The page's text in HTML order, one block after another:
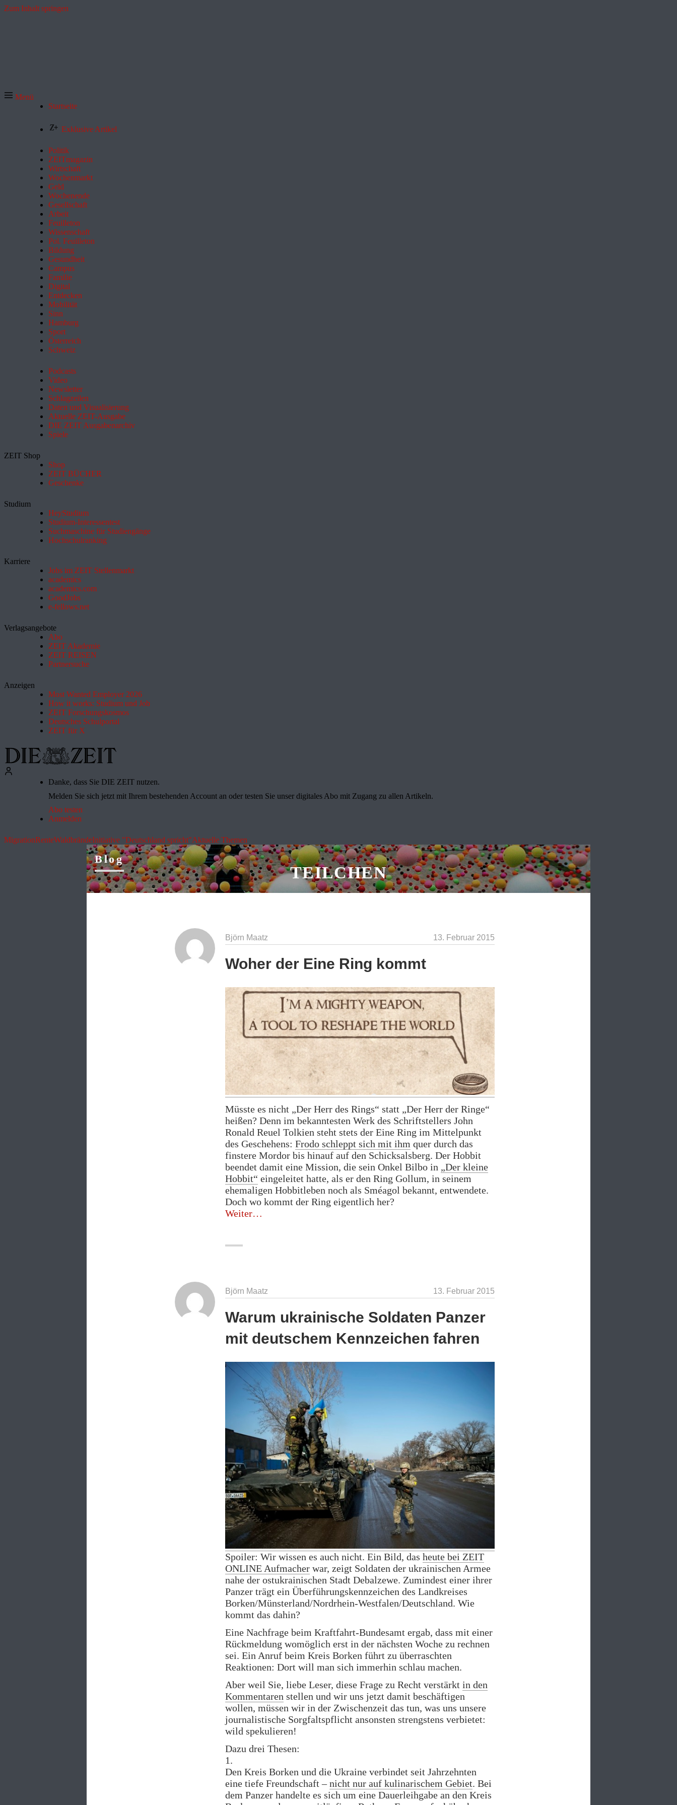
Zum Inhalt springen
Menü
Startseite
Exklusive Artikel
Politik
ZEITmagazin
Wirtschaft
Wochenmarkt
Geld
Wochenende
Gesellschaft
Arbeit
Feuilleton
Wissenschaft
Pol. Feuilleton
Bildung
Gesundheit
Campus
Familie
Digital
Entdecken
Mobilität
Sinn
Hamburg
Sport
Österreich
Schweiz
Podcasts
Video
Newsletter
Schlagzeilen
Daten und Visualisierung
Aktuelle ZEIT-Ausgabe
DIE ZEIT Ausgabenarchiv
Spiele
ZEIT Shop
Shop
ZEIT BÜCHER
Geschenke
Studium
HeyStudium
Studium-Interessentest
Suchmaschine für Studiengänge
Hochschulranking
Karriere
Jobs im ZEIT Stellenmarkt
academics
academics.com
GoodJobs
e-fellows.net
Verlagsangebote
Abo
ZEIT Akademie
ZEIT REISEN
Partnersuche
Anzeigen
Most Wanted Employer 2026
How it works: Studium und Job
ZEIT Forschungskosmos
Deutsches Schulportal
ZEIT für X
Danke, dass Sie DIE ZEIT nutzen.
Melden Sie sich jetzt mit Ihrem bestehenden Account an oder testen Sie unser digitales Abo mit Zugang zu allen Artikeln.
Abo testen
Anmelden
MigrationRenteWaldbrändeInitiative "Deutschland spricht"Aktuelle Themen
Blog
TEILCHEN
Björn Maatz 13. Februar 2015
Woher der Eine Ring kommt
Müsste es nicht „Der Herr des Rings“ statt „Der Herr der Ringe“
heißen? Denn im bekanntesten Werk des Schriftstellers John
Ronald Reuel Tolkien steht stets der Eine Ring im Mittelpunkt
des Geschehens: Frodo schleppt sich mit ihm quer durch das
finstere Mordor bis hinauf auf den Schicksalsberg. Der Hobbit
beendet damit eine Mission, die sein Onkel Bilbo in „Der kleine
Hobbit“ eingeleitet hatte, als er den Ring Gollum, in seinem
ehemaligen Hobbitleben noch als Sméagol bekannt, entwendete.
Doch wo kommt der Ring eigentlich her?
Weiter„Woher
Björn Maatz 13. Februar 2015
Warum ukrainische Soldaten Panzer
mit deutschem Kennzeichen fahren
Spoiler: Wir wissen es auch nicht. Ein Bild, das heute bei ZEIT
ONLINE Aufmacher war, zeigt Soldaten der ukrainischen Armee
nahe der ostukrainischen Stadt Debalzewe. Zumindest einer ihrer
Panzer trägt ein Überführungskennzeichen des Landkreises
Borken/Münsterland/Nordrhein-Westfalen/Deutschland. Wie
kommt das dahin?
Eine Nachfrage beim Kraftfahrt-Bundesamt ergab, dass mit einer
Rückmeldung womöglich erst in der nächsten Woche zu rechnen
sei. Ein Anruf beim Kreis Borken führt zu überraschten
Reaktionen: Dort will man sich immerhin schlau machen.
Aber weil Sie, liebe Leser, diese Frage zu Recht verstärkt in den
Kommentaren stellen und wir uns jetzt damit beschäftigen
wollen, müssen wir in der Zwischenzeit das tun, was uns unsere
journalistische Sorgfaltspflicht ansonsten strengstens verbietet:
wild spekulieren!
Dazu drei Thesen:
1.
Den Kreis Borken und die Ukraine verbindet seit Jahrzehnten
eine tiefe Freundschaft –nicht nur auf kulinarischem Gebiet. Bei
dem Panzer handelte es sich um eine Dauerleihgabe an den Kreis